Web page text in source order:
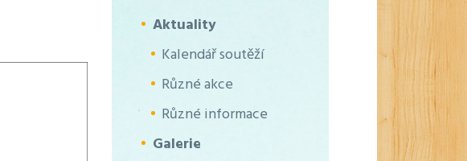
Aktuality
Kalendář soutěží
Různé akce
Různé informace
Galerie